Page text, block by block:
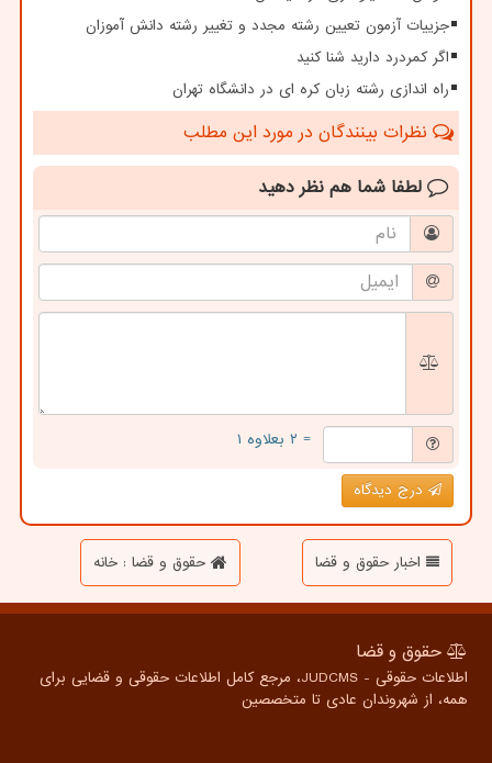
جزییات آزمون تعیین رشته مجدد و تغییر رشته دانش آموزان
اگر کمردرد دارید شنا کنید
راه اندازی رشته زبان کره ای در دانشگاه تهران
نظرات بینندگان در مورد این مطلب
لطفا شما هم نظر دهید
= ۲ بعلاوه ۱
درج دیدگاه
اخبار حقوق و قضا حقوق و قضا : خانه
حقوق و قضا
اطلاعات حقوقی - JUDCMS، مرجع کامل اطلاعات حقوقی و قضایی برای
همه، از شهروندان عادی تا متخصصین